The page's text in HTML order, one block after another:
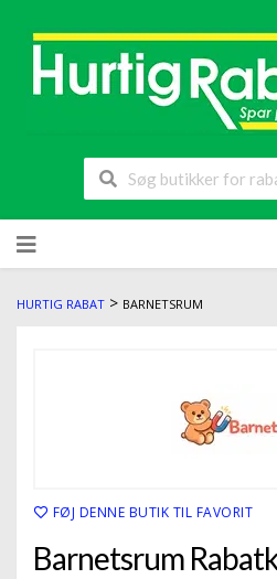
HURTIG RABAT > BARNETSRUM
FØJ DENNE BUTIK TIL FAVORIT
Barnetsrum